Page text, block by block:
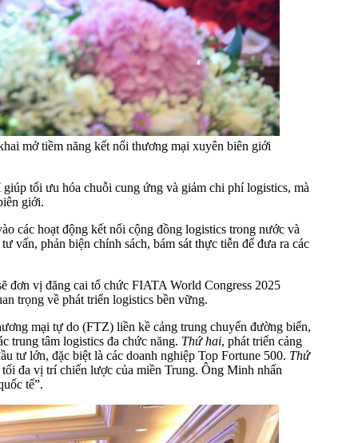
mở tiềm năng kết nối thương mại xuyên biên giới
tối ưu hóa chuỗi cung ứng và giảm chi phí logistics, mà
giới.
các hoạt động kết nối cộng đồng logistics trong nước và
vấn, phản biện chính sách, bám sát thực tiễn để đưa ra các
đơn vị đăng cai tổ chức FIATA World Congress 2025
trọng về phát triển logistics bền vững.
mại tự do (FTZ) liền kề cảng trung chuyển đường biển,
trung tâm logistics đa chức năng. Thứ hai, phát triển cảng
tư lớn, đặc biệt là các doanh nghiệp Top Fortune 500. Thứ
đa vị trí chiến lược của miền Trung. Ông Minh nhấn
tế”.